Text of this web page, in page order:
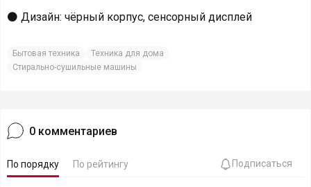
⚫️ Дизайн: чёрный корпус, сенсорный дисплей
Бытовая техника
Техника для дома
Стирально-сушильные машины
0 комментариев
По порядку По рейтингу Подписаться